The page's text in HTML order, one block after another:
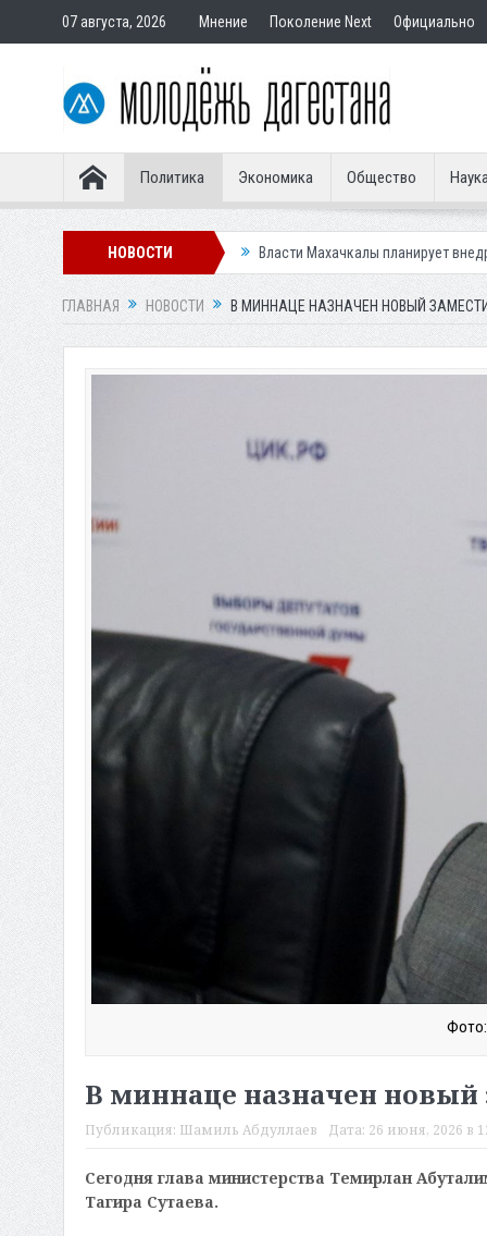
07 августа, 2026 Мнение Поколение Next Официально
Политика Экономика Общество
НОВОСТИ
Власти Махачкалы планирует внедрить новую
ГЛАВНАЯ НОВОСТИ В МИННАЦЕ НАЗНАЧЕН НОВЫЙ
В миннаце назначен новый
Публикация: Шамиль Абдуллаев Дата: 26 июня, 2026 в
Сегодня глава министерства Темирлан
Тагира Сутаева.